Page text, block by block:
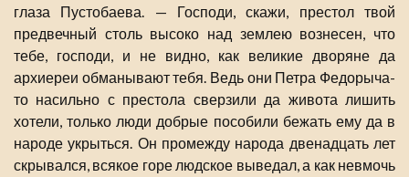
глаза Пустобаева. — Господи, скажи, престол твой
предвечный столь высоко над землею вознесен, что
тебе, господи, и не видно, как великие дворяне да
архиереи обманывают тебя. Ведь они Петра Федорыча-
то насильно с престола сверзили да живота лишить
хотели, только люди добрые пособили бежать ему да в
народе укрыться. Он промежду народа двенадцать лет
скрывался, всякое горе людское выведал, а как невмочь